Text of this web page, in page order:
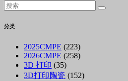
分类
2025CMPE (223)
2026CMPE (258)
3D 打印 (35)
3D打印陶瓷 (152)